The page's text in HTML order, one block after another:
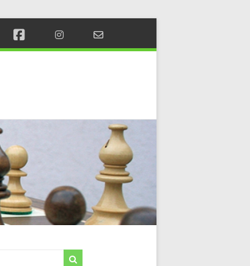
Münchener
Schach